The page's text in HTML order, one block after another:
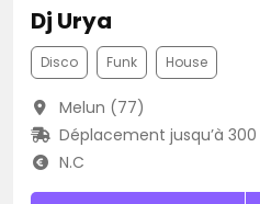
Dj Urya
Disco Funk House
Melun (77)
Déplacement jusqu’à
N.C